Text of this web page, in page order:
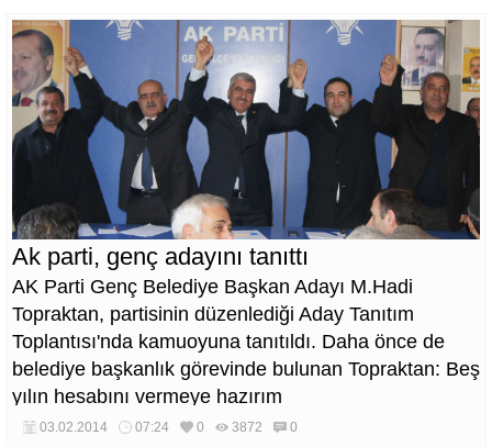
Ak parti, genç adayını tanıttı
AK Parti Genç Belediye Başkan Adayı M.Hadi
Topraktan, partisinin düzenlediği Aday Tanıtım
Toplantısı'nda kamuoyuna tanıtıldı. Daha önce de
belediye başkanlık görevinde bulunan Topraktan: Beş
yılın hesabını vermeye hazırım
03.02.2014 07:24 0 3872 0